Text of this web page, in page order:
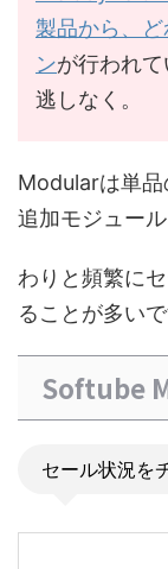
製品から、
ンが行われ
逃しなく。
Modularは単品
追加モジュー
わりと頻繁に
ることが多いで
Softube
セール状況を